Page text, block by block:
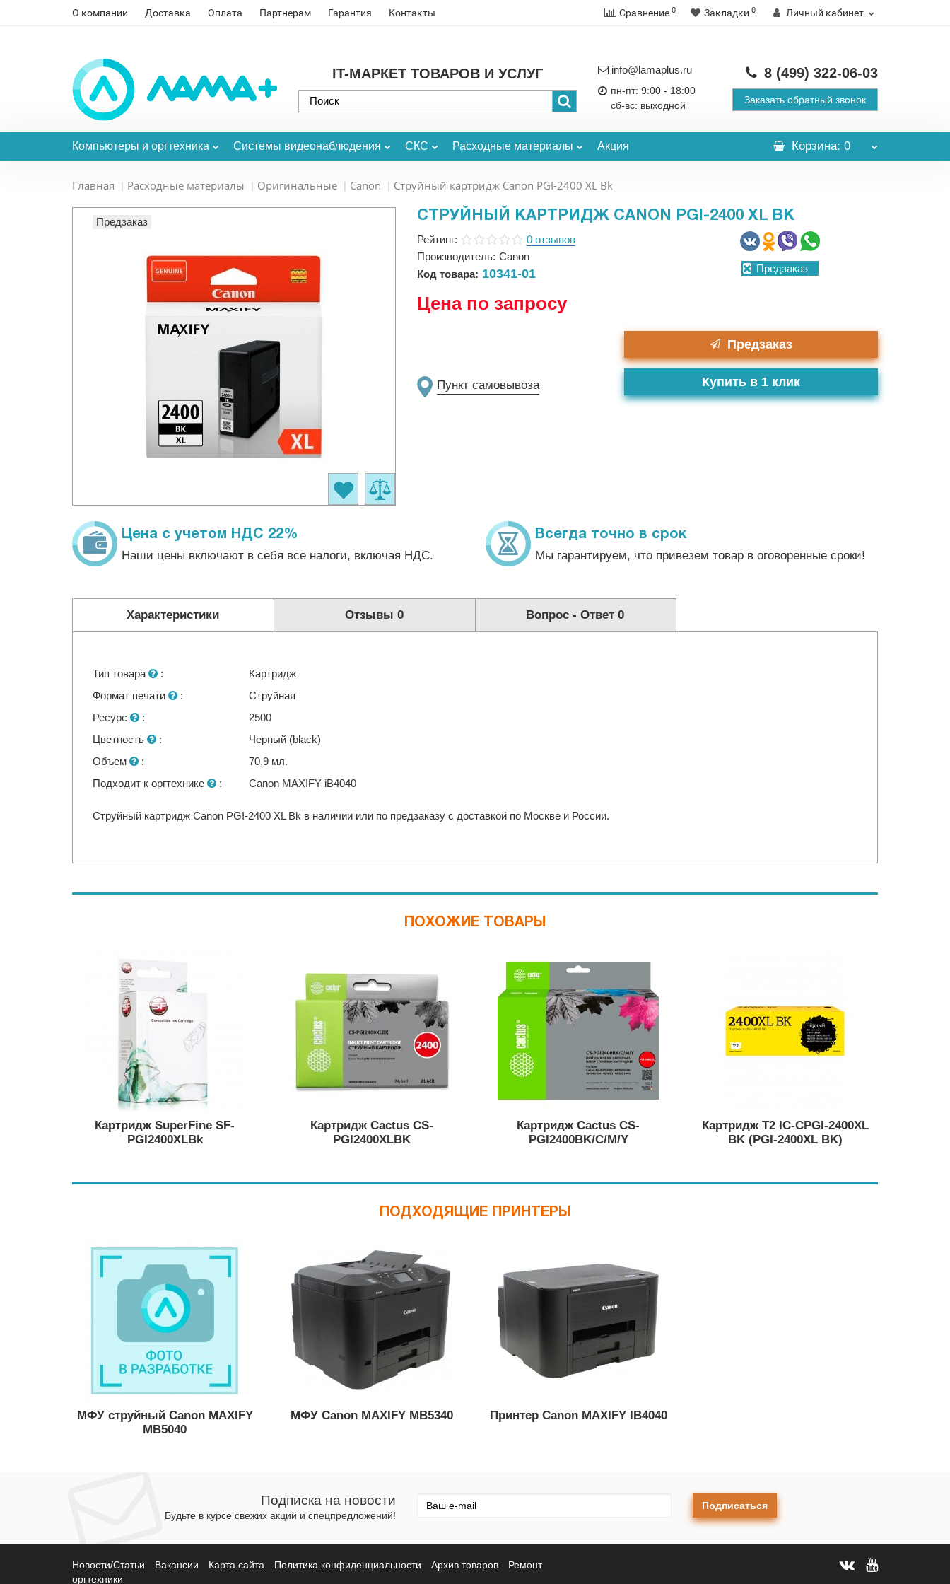
О компании Доставка Оплата Партнерам Гарантия Контакты Сравнение 0 Закладки 0 Личный кабинет
IT-МАРКЕТ ТОВАРОВ И УСЛУГ info@lamaplus.ru
пн-пт: 9:00 - 18:00
сб-вс: выходной
8 (499) 322-06-03
Заказать обратный звонок
Компьютеры и оргтехника Системы видеонаблюдения СКС Расходные материалы Акция Корзина: 0
Главная Расходные материалы Оригинальные Canon Струйный картридж Canon PGI-2400 XL Bk
Предзаказ СТРУЙНЫЙ КАРТРИДЖ CANON PGI-2400 XL BK
Рейтинг:
0 отзывов
Производитель: Canon
Код товара: 10341-01 Предзаказ
Цена по запросу
Предзаказ
Пункт самовывоза Купить в 1 клик
Цена с учетом НДС 22%
Наши цены включают в себя все налоги, включая НДС.
Всегда точно в срок
Мы гарантируем, что привезем товар в оговоренные сроки!
Характеристики Отзывы 0 Вопрос - Ответ0
Тип товара :
Картридж
Формат печати
:
Струйная
Ресурс
:
2500
Цветность
:
Черный (black)
Объем
:
70,9 мл.
Подходит к оргтехнике
: Canon MAXIFY iB4040
Струйный картридж Canon PGI-2400 XL Bk в наличии или по предзаказу с доставкой по Москве и России.
ПОХОЖИЕ ТОВАРЫ
Картридж SuperFine SF-
PGI2400XLBk
Картридж Cactus CS-
PGI2400XLBK
Картридж Cactus CS-
PGI2400BK/C/M/Y
Картридж T2 IC-CPGI-2400XL
BK (PGI-2400XL BK)
ПОДХОДЯЩИЕ ПРИНТЕРЫ
МФУ струйный Canon MAXIFY
MB5040
МФУ Canon MAXIFY MB5340 Принтер Canon MAXIFY IB4040
Подписка на новости
Будьте в курсе свежих акций и спецпредложений!
Подписаться
Новости/Статьи Вакансии Карта сайта Политика конфиденциальности Архив товаров
Ремонт
оргтехники